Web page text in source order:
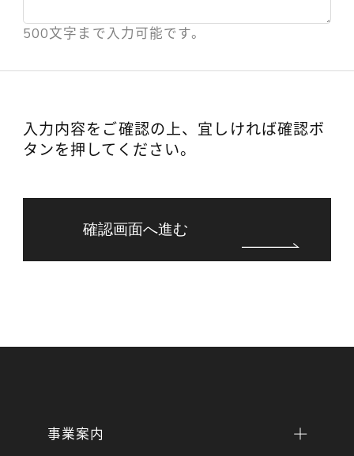
500文字まで入力可能です。
入力内容をご確認の上、宜しければ確認ボ
タンを押してください。
確認画面へ進む
事業案内